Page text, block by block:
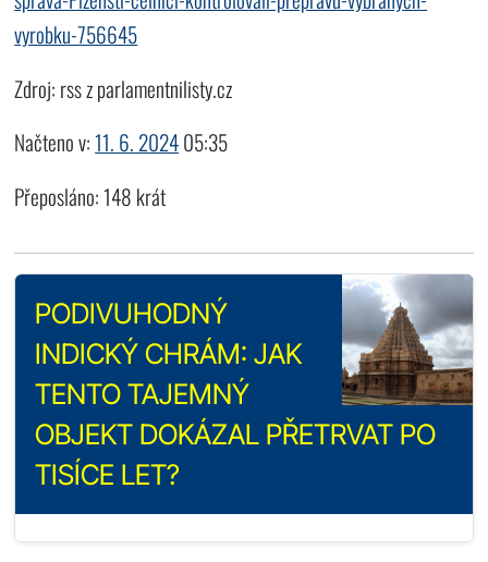
vyrobku-756645
Zdroj: rss z parlamentnilisty.cz
Načteno v:11. 6. 202405:35
Přeposláno: 148 krát
PODIVUHODNÝ
INDICKÝ CHRÁM: JAK
TENTO TAJEMNÝ
OBJEKT DOKÁZAL PŘETRVAT PO
TISÍCE LET?